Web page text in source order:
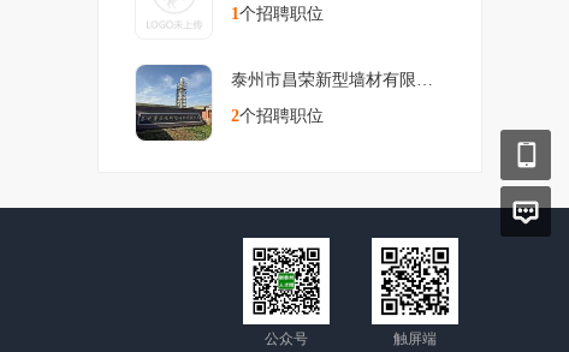
1个招聘职位
泰州市昌荣新型墙材有限公司
2个招聘职位
公众号 触屏端